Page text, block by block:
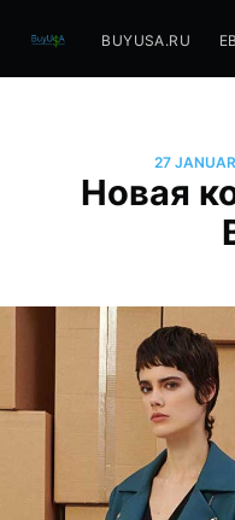
BUYUSA.RU
27
Новая